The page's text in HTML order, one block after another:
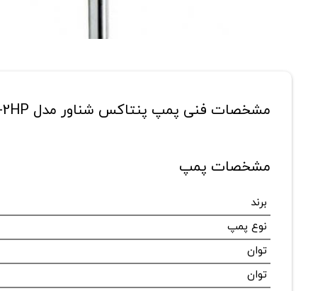
مشخصات فنی پمپ پنتاکس شناور مدل 4S200/08 A-2HP
مشخصات پمپ
برند
نوع پمپ
توان
توان